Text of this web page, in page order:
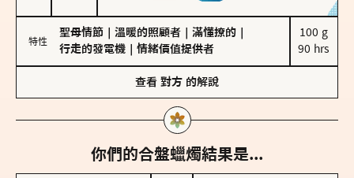
特性
聖母情節 溫暖的照顧者 滿懂撩的
行走的發電機
情緒價值提供者
100 g
90 hrs
查看 對方 的解說
你們的合盤蠟燭結果是...